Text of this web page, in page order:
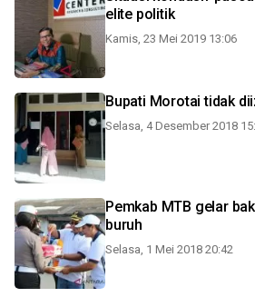
elite politik
Kamis, 23 Mei 2019 13:06
Bupati Morotai tidak
Selasa, 4 Desember 2018
Pemkab MTB gelar
buruh
Selasa, 1 Mei 2018 20:42